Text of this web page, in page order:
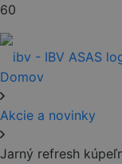
Domov
Akcie a novinky
Jarný refresh